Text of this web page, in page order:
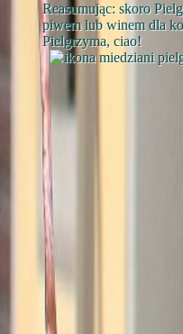
Reasumując: skoro
piwem lub winem dla
Pielgrzyma, ciao!